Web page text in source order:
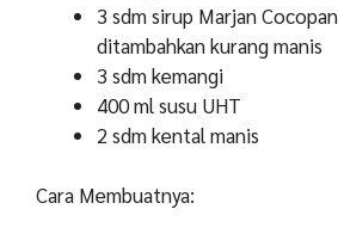
3 sdm sirup Marjan
ditambahkan kurang manis
3 sdm kemangi
400 ml susu UHT
2 sdm kental manis
Cara Membuatnya: